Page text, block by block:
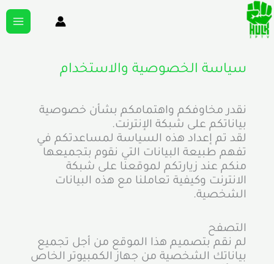
تخطي
إلى
المحتوى
سياسة الخصوصية والاستخدام
نقدر مخاوفكم واهتمامكم بشأن خصوصية
بياناتكم على شبكة الإنترنت.
لقد تم إعداد هذه السياسة لمساعدتكم في
تفهم طبيعة البيانات التي نقوم بتجميعها
منكم عند زيارتكم لموقعنا على شبكة
الانترنت وكيفية تعاملنا مع هذه البيانات
الشخصية.
التصفح
لم نقم بتصميم هذا الموقع من أجل تجميع
بياناتك الشخصية من جهاز الكمبيوتر الخاص